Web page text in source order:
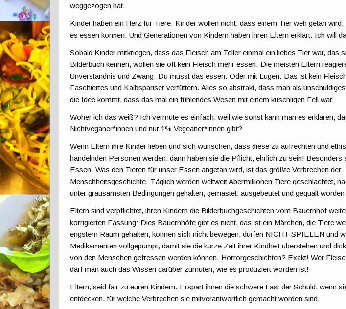
weggezogen hat.
Kinder haben ein Herz für Tiere. Kinder wollen nicht, dass einem Tier weh getan
es essen können. Und Generationen von Kindern haben ihren Eltern erklärt: Ich will
Sobald Kinder mitkriegen, dass das Fleisch am Teller einmal ein liebes Tier war, das
Bilderbuch kennen, wollen sie oft kein Fleisch mehr essen. Die meisten Eltern
Unverständnis und Zwang: Du musst das essen. Oder mit Lügen: Das ist kein
Faschiertes und Kalbspariser verfüttern. Alles so abstrakt, dass man als
die Idee kommt, dass das mal ein fühlendes Wesen mit einem kuschligen Fell war.
Woher ich das weiß? Ich vermute es einfach, weil wie sonst kann man es erklären,
Nichtveganer*innen und nur 1% Vegeaner*innen gibt?
Wenn Eltern ihre Kinder lieben und sich wünschen, dass diese zu aufrechten und
handelnden Personen werden, dann haben sie die Pflicht, ehrlich zu sein! Besonders
Essen. Was den Tieren für unser Essen angetan wird, ist das größte Verbrechen der
Menschheitsgeschichte. Täglich werden weltweit Abermillionen Tiere geschlachtet,
unter grausamsten Bedingungen gehalten, gemästet, ausgebeutet und gequält worden
Eltern sind verpflichtet, ihren Kindern die Bilderbuchgeschichten vom Bauernhof
korrigierten Fassung: Dies Bauernhöfe gibt es nicht, das ist ein Märchen, die Tiere
engstem Raum gehalten, können sich nicht bewegen, dürfen NICHT SPIELEN und
Medikamenten vollgepumpt, damit sie die kurze Zeit ihrer Kindheit überstehen und
von den Menschen gefressen werden können. Horrorgeschichten? Exakt! Wer
darf man auch das Wissen darüber zumuten, wie es produziert worden ist!
Eltern, seid fair zu euren Kindern. Erspart ihnen die schwere Last der Schuld, wenn
entdecken, für welche Verbrechen sie mitverantwortlich gemacht worden sind.